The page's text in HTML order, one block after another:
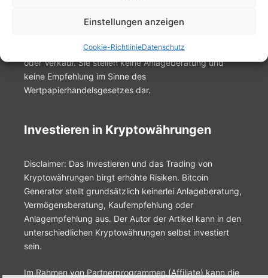
Einstellungen anzeigen
Cookie-RichtlinieDatenschutz
kein Angebot, Werbung oder Empfehlung zum Kauf
oder Verkauf. Sie stellen keine Anlageberatung und
keine Empfehlung im Sinne des
Wertpapierhandelsgesetzes dar.
Investieren in Kryptowährungen
Disclaimer: Das Investieren und das Trading von
Kryptowährungen birgt erhöhte Risiken. Bitcoin
Generator stellt grundsätzlich keinerlei Anlageberatung,
Vermögensberatung, Kaufempfehlung oder
Anlagempfehlung aus. Der Autor der Artikel kann in den
unterschiedlichen Kryptowährungen selbst investiert
sein.
Im Rahmen von Partnerprogrammen (Affiliate) kann die